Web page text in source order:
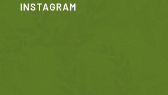
INSTAGRAM